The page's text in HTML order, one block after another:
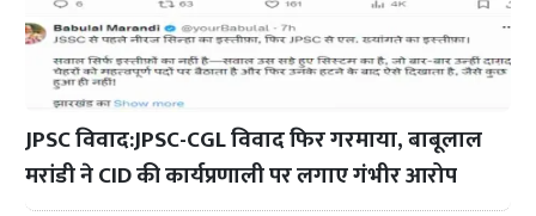
JPSC विवाद:JPSC-CGL विवाद फिर गरमाया, बाबूलाल
मरांडी ने CID की कार्यप्रणाली पर लगाए गंभीर आरोप